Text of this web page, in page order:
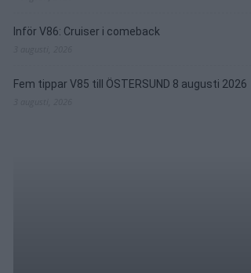
Inför V86: Cruiser i comeback
Fem tippar V85 till ÖSTERSUND 8 augusti 2026